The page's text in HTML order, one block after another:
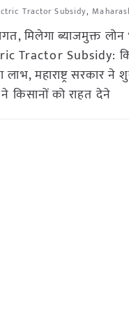
Tractor Subsidy,
मिलेगा ब्याजमुक्त लोन
Tractor Subsidy:
महाराष्ट्र सरकार ने
ने किसानों को राहत देने